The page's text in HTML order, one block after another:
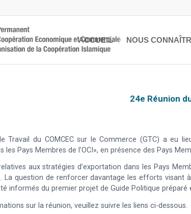
ACCUEIL NOUS
24e Réunion
Travail du COMCEC sur le Commerce (GTC) a eu
les Pays Membres de l’OCI», en présence des Pays
aux stratégies d’exportation dans les Pays
La question de renforcer davantage les efforts visant
informés du premier projet de Guide Politique préparé
sur la réunion, veuillez suivre les liens ci-dessous.